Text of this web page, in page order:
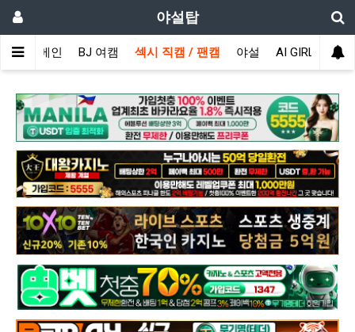
야설탑
메인 BJ 여캠 섹시 직캠 / 팬캠 야설 AI GIRL